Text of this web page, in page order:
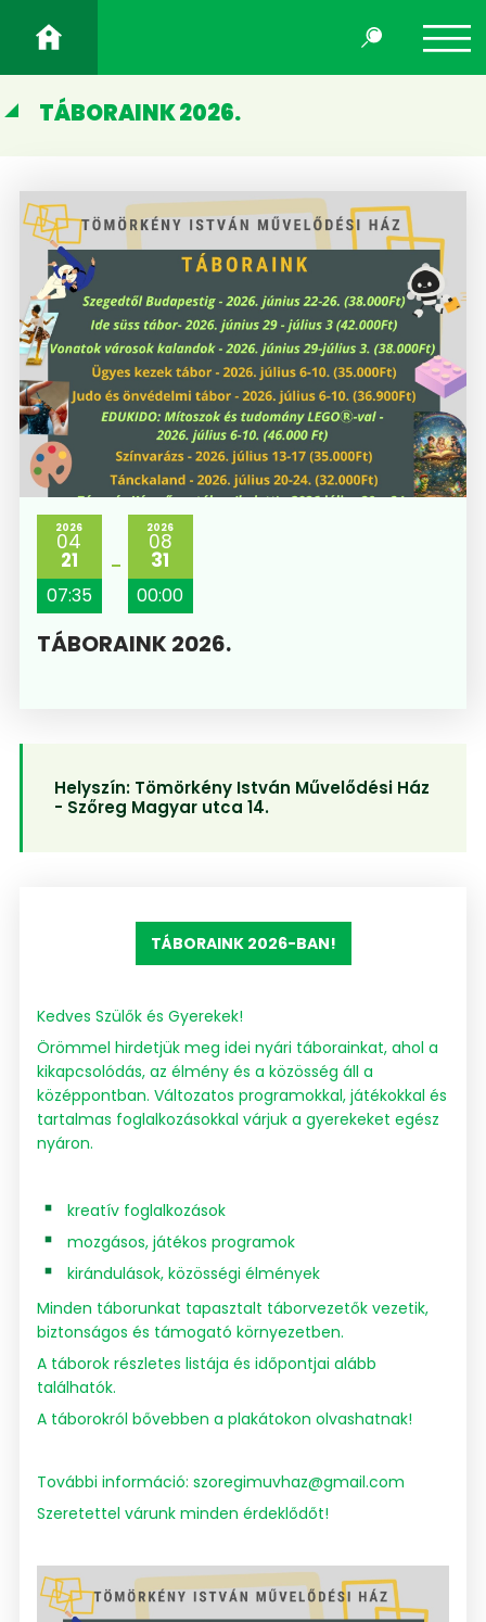
TÁBORAINK 2026.
2026
04
21
07:35
2026
08
31
00:00
TÁBORAINK 2026.
Helyszín: Tömörkény István Művelődési Ház
- Szőreg Magyar utca 14.
TÁBORAINK 2026-BAN!
Kedves Szülők és Gyerekek!
Örömmel hirdetjük meg idei nyári táborainkat, ahol a
kikapcsolódás, az élmény és a közösség áll a
középpontban. Változatos programokkal, játékokkal és
tartalmas foglalkozásokkal várjuk a gyerekeket egész
nyáron.
kreatív foglalkozások
mozgásos, játékos programok
kirándulások, közösségi élmények
Minden táborunkat tapasztalt táborvezetők vezetik,
biztonságos és támogató környezetben.
A táborok részletes listája és időpontjai alább
találhatók.
A táborokról bővebben a plakátokon olvashatnak!
További információ: szoregimuvhaz@gmail.com
Szeretettel várunk minden érdeklődőt!